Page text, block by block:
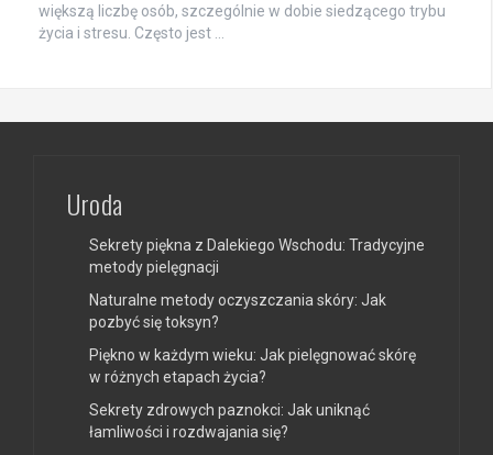
większą liczbę osób, szczególnie w dobie siedzącego trybu
życia i stresu. Często jest …
Uroda
Sekrety piękna z Dalekiego Wschodu: Tradycyjne
metody pielęgnacji
Naturalne metody oczyszczania skóry: Jak
pozbyć się toksyn?
Piękno w każdym wieku: Jak pielęgnować skórę
w różnych etapach życia?
Sekrety zdrowych paznokci: Jak uniknąć
łamliwości i rozdwajania się?